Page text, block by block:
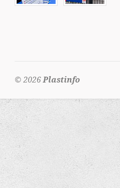
© 2026Plastinfo